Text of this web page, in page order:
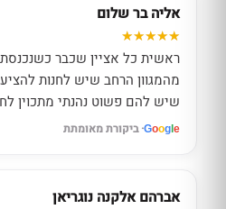
אליה בר שלום
ראשית כל אציין שכבר
מהמגוון הרחב שיש לחנות
שיש להם פשוט נהנתי מתכוין
Google · ביקורת מאומתת
אברהם אלקנה נוגריאן